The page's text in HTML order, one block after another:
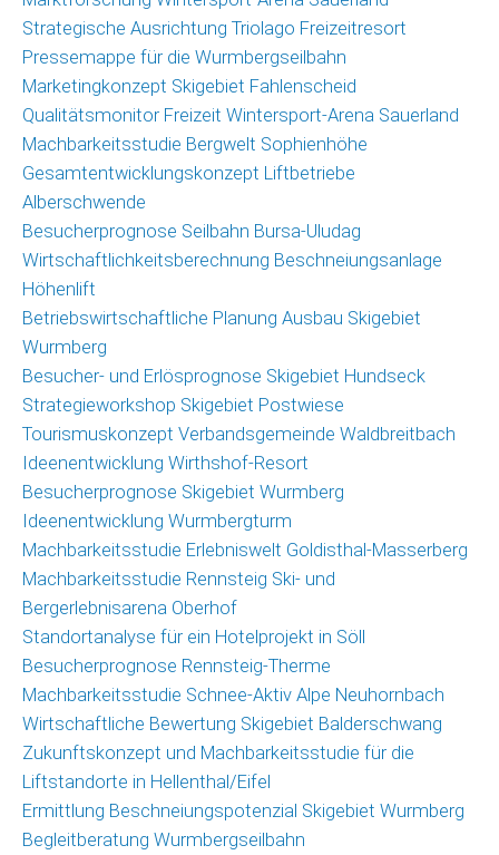
Strategische Ausrichtung Triolago Freizeitresort
Pressemappe für die Wurmbergseilbahn
Marketingkonzept Skigebiet Fahlenscheid
Qualitätsmonitor Freizeit Wintersport-Arena Sauerland
Machbarkeitsstudie Bergwelt Sophienhöhe
Gesamtentwicklungskonzept Liftbetriebe
Alberschwende
Besucherprognose Seilbahn Bursa-Uludag
Wirtschaftlichkeitsberechnung Beschneiungsanlage
Höhenlift
Betriebswirtschaftliche Planung Ausbau Skigebiet
Wurmberg
Besucher- und Erlösprognose Skigebiet Hundseck
Strategieworkshop Skigebiet Postwiese
Tourismuskonzept Verbandsgemeinde Waldbreitbach
Ideenentwicklung Wirthshof-Resort
Besucherprognose Skigebiet Wurmberg
Ideenentwicklung Wurmbergturm
Machbarkeitsstudie Erlebniswelt Goldisthal-Masserberg
Machbarkeitsstudie Rennsteig Ski- und
Bergerlebnisarena Oberhof
Standortanalyse für ein Hotelprojekt in Söll
Besucherprognose Rennsteig-Therme
Machbarkeitsstudie Schnee-Aktiv Alpe Neuhornbach
Wirtschaftliche Bewertung Skigebiet Balderschwang
Zukunftskonzept und Machbarkeitsstudie für die
Liftstandorte in Hellenthal/Eifel
Ermittlung Beschneiungspotenzial Skigebiet Wurmberg
Begleitberatung Wurmbergseilbahn